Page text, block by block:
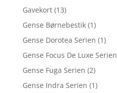
Gavekort (13)
Gense Børnebestik (1)
Gense Dorotea Serien (1)
Gense Focus De Luxe Serien
Gense Fuga Serien (2)
Gense Indra Serien (1)